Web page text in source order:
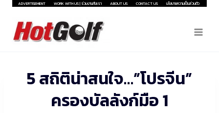
Skip
content
ADVERTISEMENT WORK WITH US | ร่วมงานกับเรา ABOUT US CONTACT US นโยบายความเป็นส่วนตัว
5 สถิติน่าสนใจ…”โปรจีน”
ครองบัลลังก์มือ 1